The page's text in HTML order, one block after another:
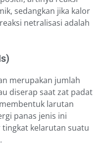
sedangkan jika kalor
netralisasi adalah
merupakan jumlah
diserap saat zat padat
larutan
panas jenis ini
kelarutan suatu